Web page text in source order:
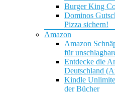
Burger King
Dominos
Pizza sichern!
Amazon
Amazon
für
Entdecke die
Deutschland
Kindle
der Bücher